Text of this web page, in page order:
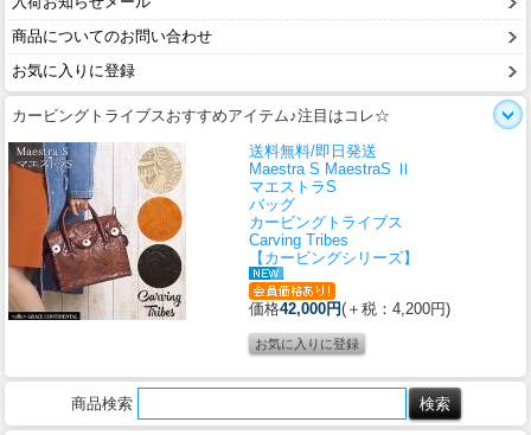
商品についてのお問い合わせ
お気に入りに登録
カービングトライブスおすすめアイテム♪注目はコレ☆
送料無料/即日発送
Maestra S MaestraS Ⅱ
マエストラS
バッグ
カービングトライブス
Carving Tribes
【カービングシリーズ】
価格42,000円(＋税：4,200円)
商品検索